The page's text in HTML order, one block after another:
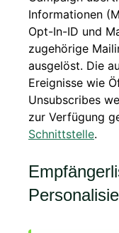
Informationen
Opt-In-ID und
zugehörige
ausgelöst. Die
Ereignisse wie
Unsubscribes
zur Verfügung
Schnittstelle.